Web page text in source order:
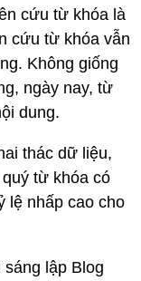
cứu từ khóa là
cứu từ khóa vẫn
Không giống
ngày nay, từ
dung.
thác dữ liệu,
từ khóa có
lệ nhấp cao cho
lập Blog